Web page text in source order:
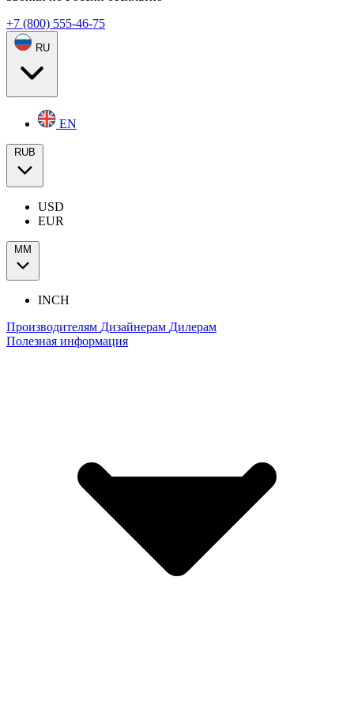
+7 (800) 555-46-75
RU
EN
RUB
USD
EUR
ММ
INCH
Производителям Дизайнерам Дилерам
Полезная информация